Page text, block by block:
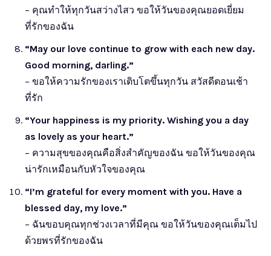
– คุณทำให้ทุกวันสว่างไสว ขอให้วันของคุณยอดเยี่ยม
ที่รักของฉัน
“May our love continue to grow with each new day.
Good morning, darling.”
– ขอให้ความรักของเราเติบโตขึ้นทุกวัน สวัสดีตอนเช้า
ที่รัก
“Your happiness is my priority. Wishing you a day
as lovely as your heart.”
– ความสุขของคุณคือสิ่งสำคัญของฉัน ขอให้วันของคุณ
น่ารักเหมือนกับหัวใจของคุณ
“I’m grateful for every moment with you. Have a
blessed day, my love.”
– ฉันขอบคุณทุกช่วงเวลาที่มีคุณ ขอให้วันของคุณเต็มไป
ด้วยพรที่รักของฉัน